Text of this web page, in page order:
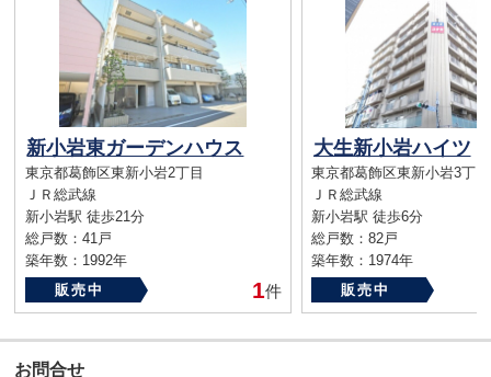
新小岩東ガーデンハウス
東京都葛飾区東新小岩2丁目
ＪＲ総武線
新小岩駅 徒歩21分
総戸数：41戸
築年数：1992年
販売中
1件
大生新小岩ハイツ
東京都葛飾区東新小岩3丁目
ＪＲ総武線
新小岩駅 徒歩6分
総戸数：82戸
築年数：1974年
販売中
お問合せ